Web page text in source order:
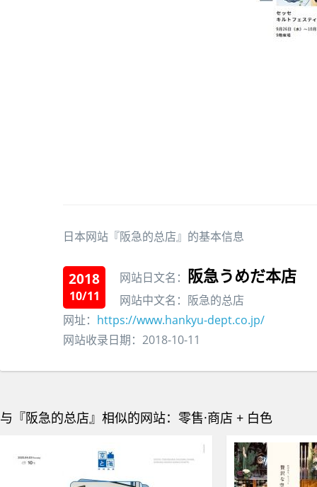
日本网站『阪急的总店』的基本信息
2018
10/11
网站日文名： 阪急うめだ本店
网站中文名：阪急的总店
网址： https://www.hankyu-dept.co.jp/
网站收录日期：2018-10-11
与『阪急的总店』相似的网站：零售·商店 + 白色